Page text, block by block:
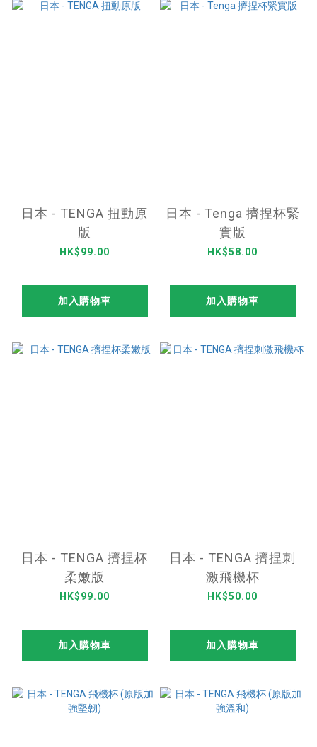
日本 - TENGA 扭動原
版
HK$99.00
加入購物車
日本 - Tenga 擠捏杯緊
實版
HK$58.00
加入購物車
日本 - TENGA 擠捏杯
柔嫩版
HK$99.00
加入購物車
日本 - TENGA 擠捏刺
激飛機杯
HK$50.00
加入購物車